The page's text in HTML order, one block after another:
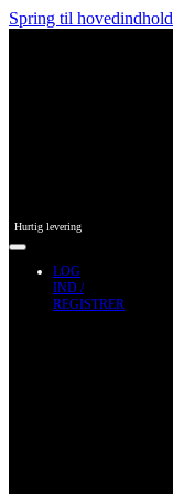
Spring til hovedindhold
Hurtig levering
LOG
IND /
REGISTRER